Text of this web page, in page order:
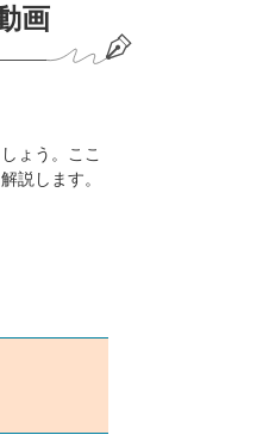
画
ょう。ここ
説します。